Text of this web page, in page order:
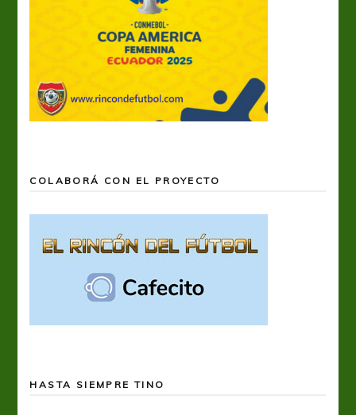
COLABORÁ CON EL PROYECTO
HASTA SIEMPRE TINO